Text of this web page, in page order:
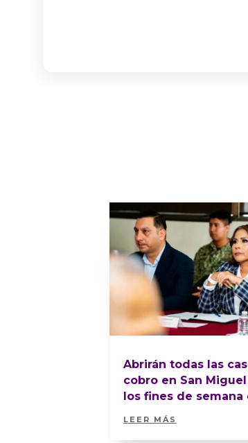
Abrirán todas las
cobro en San
los fines de semana
LEER MÁS